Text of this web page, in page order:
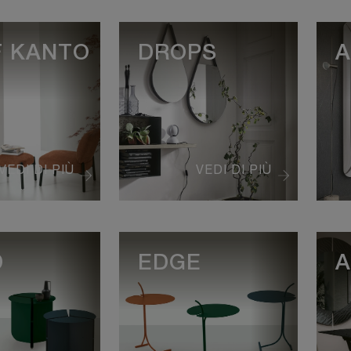
DI PIÙ
KANTO
VEDI DI PIÙ
DROPS
EDGE